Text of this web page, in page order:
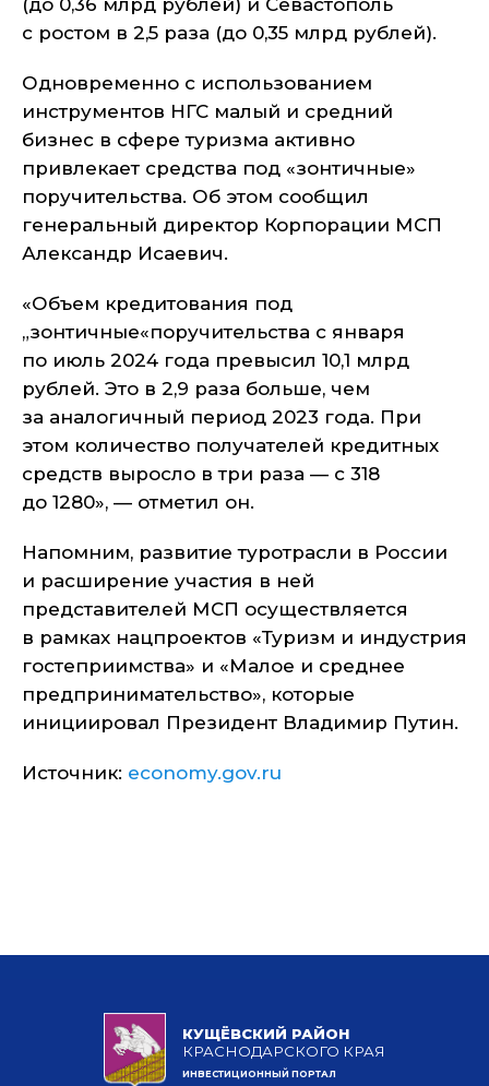
(до 0,36 млрд рублей) и Севастополь
с ростом в 2,5 раза (до 0,35 млрд рублей).
Одновременно с использованием
инструментов НГС малый и средний
бизнес в сфере туризма активно
привлекает средства под «зонтичные»
поручительства. Об этом сообщил
генеральный директор Корпорации МСП
Александр Исаевич.
«Объем кредитования под
„зонтичные«поручительства с января
по июль 2024 года превысил 10,1 млрд
рублей. Это в 2,9 раза больше, чем
за аналогичный период 2023 года. При
этом количество получателей кредитных
средств выросло в три раза — с 318
до 1280», — отметил он.
Напомним, развитие туротрасли в России
и расширение участия в ней
представителей МСП осуществляется
в рамках нацпроектов «Туризм и индустрия
гостеприимства» и «Малое и среднее
предпринимательство», которые
инициировал Президент Владимир Путин.
Источник: economy.gov.ru
КУЩЁВСКИЙ РАЙОН
КРАСНОДАРСКОГО КРАЯ
ИНВЕСТИЦИОННЫЙ ПОРТАЛ